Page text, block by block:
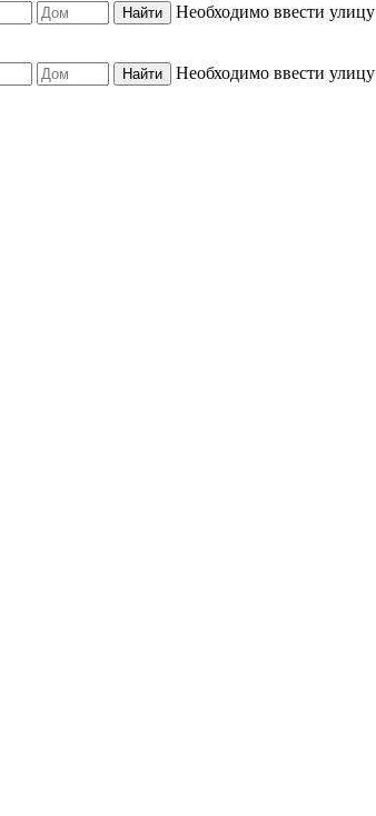
Необходимо ввести улицу
Необходимо ввести улицу